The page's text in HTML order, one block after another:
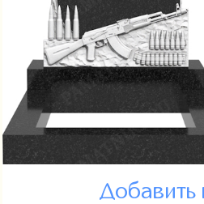
Добавить